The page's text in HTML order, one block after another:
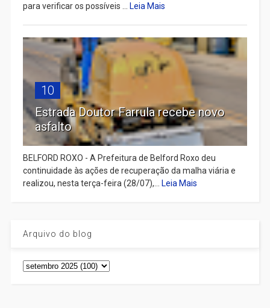
para verificar os possíveis ... Leia Mais
10
Estrada Doutor Farrula recebe novo
asfalto
BELFORD ROXO - A Prefeitura de Belford Roxo deu
continuidade às ações de recuperação da malha viária e
realizou, nesta terça-feira (28/07),... Leia Mais
Arquivo do blog